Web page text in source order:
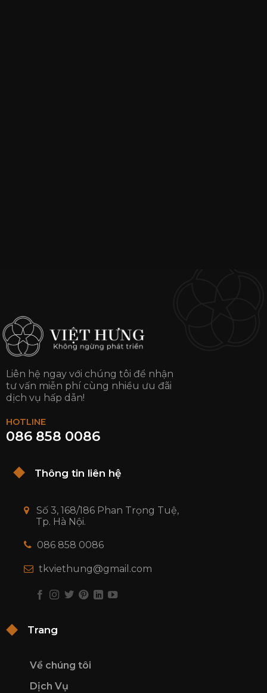
Liên hệ ngay với chúng tôi để nhận
tư vấn miễn phí cùng nhiều ưu đãi
dịch vụ hấp dẫn!
HOTLINE
086 858 0086
Thông tin liên hệ
Số 3, 168/186 Phan Trọng Tuệ,
Tp. Hà Nội.
086 858 0086
tkviethung@gmail.com
Trang
Về chúng tôi
Dịch Vụ